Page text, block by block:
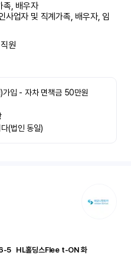
족, 배우자
사업자 및 직계가족, 배우자, 임
원
가입 - 자차 면책금 50만원
(법인 동일)
화